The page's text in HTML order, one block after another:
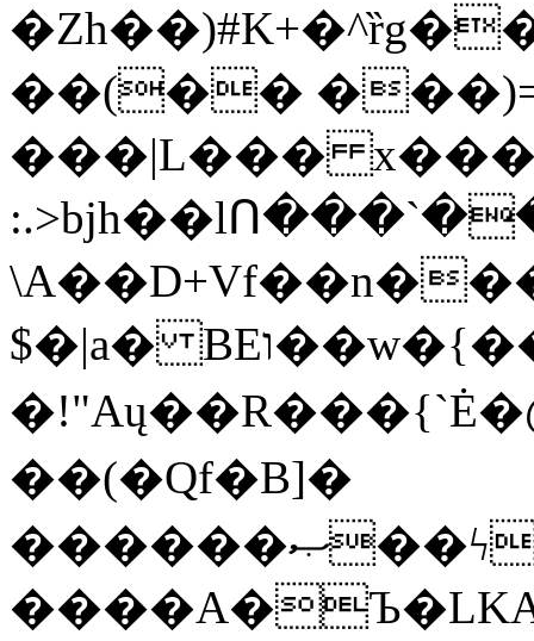
��(��
���|L���
$�|a� BEו��w�{���;���q�X��d%�������W� hU�(�1�Ū}9�S�F<��i�L3�;�
��(�Qf�B]�
������ޞ��ϟak��r��_39$�8�p���7�2�yIZ�R��x��/